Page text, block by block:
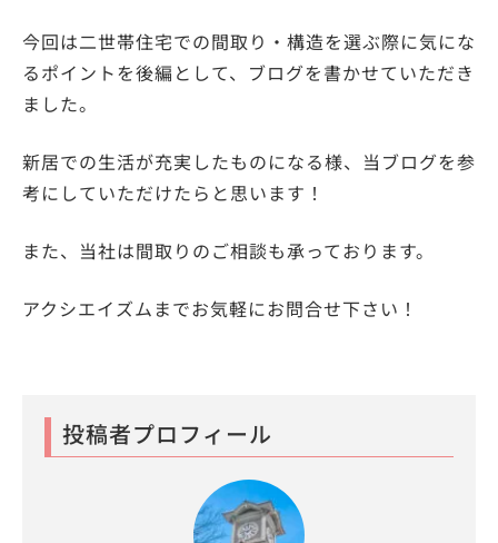
今回は二世帯住宅での間取り・構造を選ぶ際に気にな
るポイントを後編として、ブログを書かせていただき
ました。
新居での生活が充実したものになる様、当ブログを参
考にしていただけたらと思います！
また、当社は間取りのご相談も承っております。
アクシエイズムまでお気軽にお問合せ下さい！
投稿者プロフィール